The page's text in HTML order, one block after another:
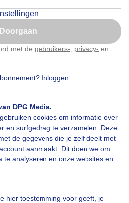
Instellingen
Doorgaan
met de gebruikers- privacy- en
Inloggen
DPG Media.
cookies om informatie over
en surfgedrag te verzamelen. Deze
de gegevens die je zelf deelt met
aanmaakt. Dit doen we om
te analyseren en onze websites en
hier toestemming voor geeft, je
05-11-2025, 69x bekeken
geduld aub...
misschien later
dit aan te passen